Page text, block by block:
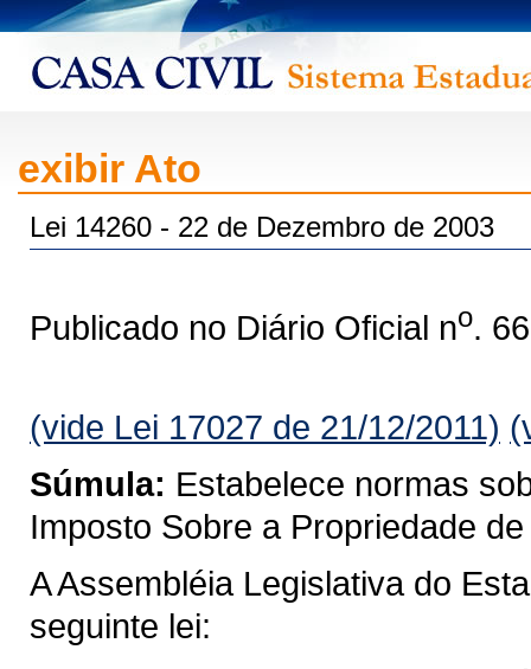
exibir Ato
Lei 14260 - 22 de Dezembro de 2003
Publicado no Diário Oficial no.
(vide Lei 17027 de 21/12/2011)
Súmula: Estabelece normas
Imposto Sobre a Propriedade
A Assembléia Legislativa do
seguinte lei: